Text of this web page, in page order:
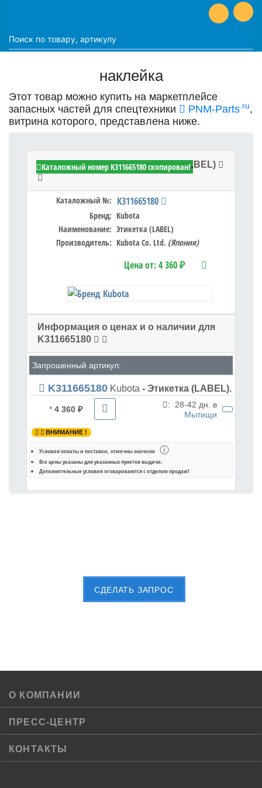
наклейка
Этот товар можно купить на маркетплейсе
запасных частей для спецтехники
PNM-Parts.ru,
витрина которого, представлена ниже.
Kubota K311665180 - Этикетка (LABEL)
Каталожный №: K311665180
Бренд: Kubota
Наименование: Этикетка (LABEL)
Производитель: Kubota Co. Ltd. (Япония)
Цена от:4 360 ₽
Каталожный номер K311665180 скопирован!
Информация о ценах и о наличии для
K311665180
Запрошенный артикул:
K311665180 Kubota - Этикетка (LABEL).
* 4 360 ₽ : 28-42 дн. в
Мытищи
ВНИМАНИЕ !
Условия оплаты и поставки, отмечны значком ⓘ
Все цены указаны дляуказанных пунктов выдачи.
Дополнительные условия оговариваются с отделом продаж!
CДЕЛАТЬ ЗАПРОС
О КОМПАНИИ
ПРЕСС-ЦЕНТР
КОНТАКТЫ